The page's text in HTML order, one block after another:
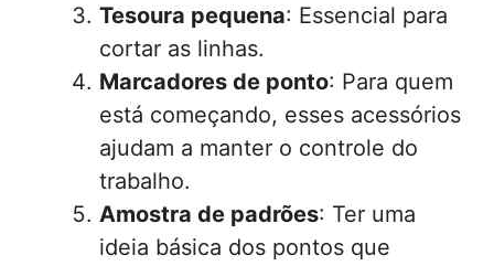
Tesoura pequena: Essencial para
cortar as linhas.
Marcadores de ponto: Para quem
está começando, esses acessórios
ajudam a manter o controle do
trabalho.
Amostra de padrões: Ter uma
ideia básica dos pontos que